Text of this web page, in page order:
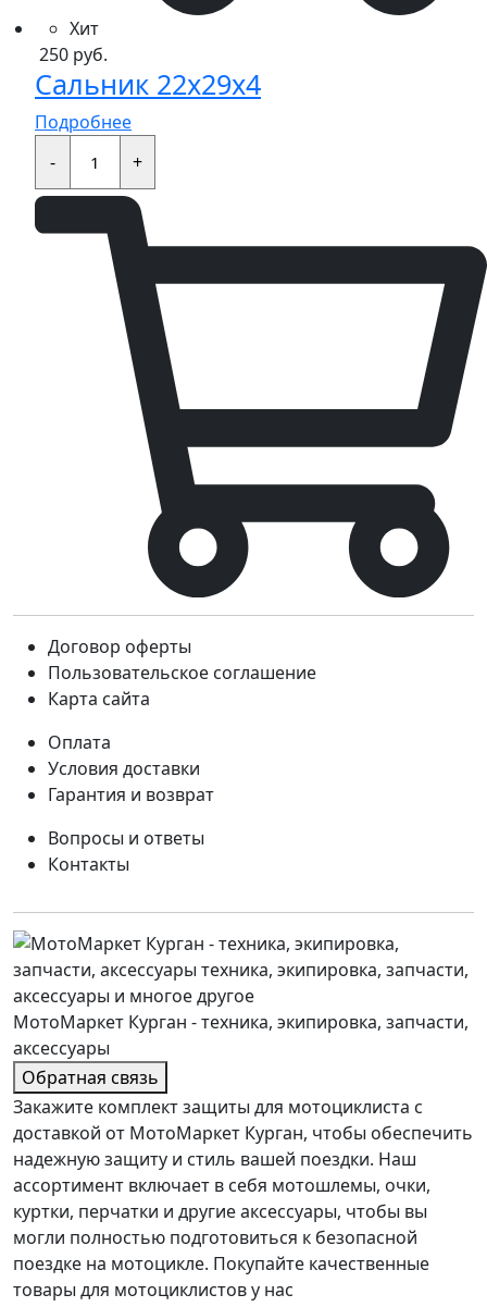
Хит
250 руб.
Сальник 22x29x4
Подробнее
-
Сальник
22x29x4+
Договор оферты
Пользовательское соглашение
Карта сайта
Оплата
Условия доставки
Гарантия и возврат
Вопросы и ответы
Контакты
МотоМаркет Курган - техника, экипировка, запчасти,
аксессуары
Обратная связь
Закажите комплект защиты для мотоциклиста с
доставкой от МотоМаркет Курган, чтобы обеспечить
надежную защиту и стиль вашей поездки. Наш
ассортимент включает в себя мотошлемы, очки,
куртки, перчатки и другие аксессуары, чтобы вы
могли полностью подготовиться к безопасной
поездке на мотоцикле. Покупайте качественные
товары для мотоциклистов у нас